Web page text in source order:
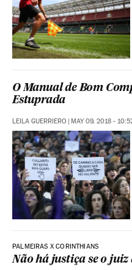
O Manual de Bom
Estuprada
LEILA GUERRIERO | MAY 09, 2018 -
PALMEIRAS X CORINTHIANS
Não há justiça se o